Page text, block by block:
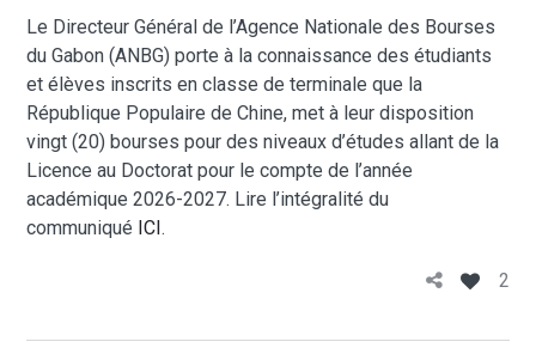
Le Directeur Général de l’Agence Nationale des Bourses
du Gabon (ANBG) porte à la connaissance des étudiants
et élèves inscrits en classe de terminale que la
République Populaire de Chine, met à leur disposition
vingt (20) bourses pour des niveaux d’études allant de la
Licence au Doctorat pour le compte de l’année
académique 2026-2027. Lire l’intégralité du
communiqué ICI.
2